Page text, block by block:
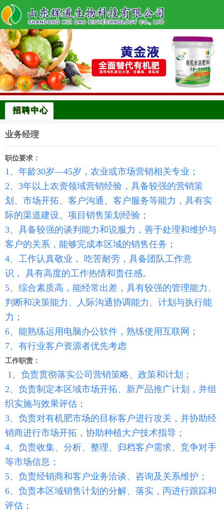
招聘中心
业务经理
职位要求：
1、年龄30岁―45岁，农业或市场营销相关专业；
2、3年以上农资领域营销经验，具备较强的营销策
划、市场开拓、客户沟通、客户服务等能力，具有实
际的渠道建设、项目销售策划经验；
3、具备较强的谈判能力和说服力，善于处理和维护与
客户的关系，能够完成本区域的销售任务；
4、工作认真敬业， 吃苦耐劳，具备团队工作意
识， 具有高度的工作热情和责任感。
5、综合素质高，能经常出差，具有较强的管理能力、
判断和决策能力、人际沟通协调能力、计划与执行能
力；
6、能熟练运用电脑办公软件，熟练使用互联网；
7、有行业客户资源者优先考虑
工作职责：
1、负责贯彻落实公司营销策略、政策和计划；
2、负责制定本区域市场开拓、新产品推广计划，并组
织实施与效果评估；
3、负责对有机肥市场的目标客户进行攻关，并协助经
销商进行市场开拓，协助种植大户技术指导；
4、负责收集、分析、整理、归档客户需求、竞争对手
等市场信息；
5、负责经销商和客户业务洽谈、咨询及关系维护；
6、负责本区域销售计划的分解、落实，丙进行跟踪和
评估；